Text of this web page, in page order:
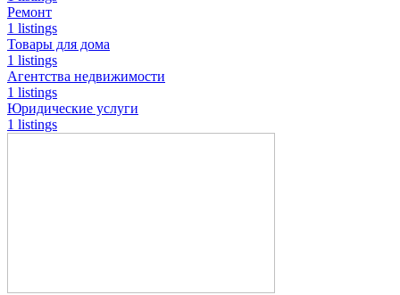
Ремонт
1 listings
Товары для дома
1 listings
Агентства недвижимости
1 listings
Юридические услуги
1 listings